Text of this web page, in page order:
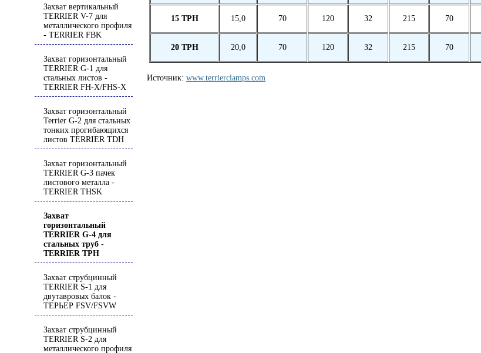
Захват вертикальный
TERRIER V-7 для
металлического профиля
- TERRIER FBK
Захват горизонтальный
TERRIER G-1 для
стальных листов -
TERRIER FH-X/FHS-X
Захват горизонтальный
Terrier G-2 для стальных
тонких прогибающихся
листов TERRIER TDH
Захват горизонтальный
TERRIER G-3 пачек
листового металла -
TERRIER THSK
Захват
горизонтальный
TERRIER G-4 для
стальных труб -
TERRIER TРH
Захват струбцинный
TERRIER S-1 для
двутавровых балок -
ТЕРЬЕР FSV/FSVW
Захват струбцинный
TERRIER S-2 для
металлического профиля
15 TPH 15,0 70 120 32 215 70
20TPH 20,0 70 120 32 215 70
Источник: www.terrierclamps.com